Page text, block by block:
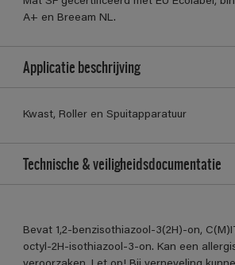
A+ en Breeam NL.
Applicatie beschrijving
Kwast, Roller en Spuitapparatuur
Technische & veiligheidsdocumentatie
Bevat 1,2-benzisothiazool-3(2H)-on,
octyl-2H-isothiazool-3-on. Kan een